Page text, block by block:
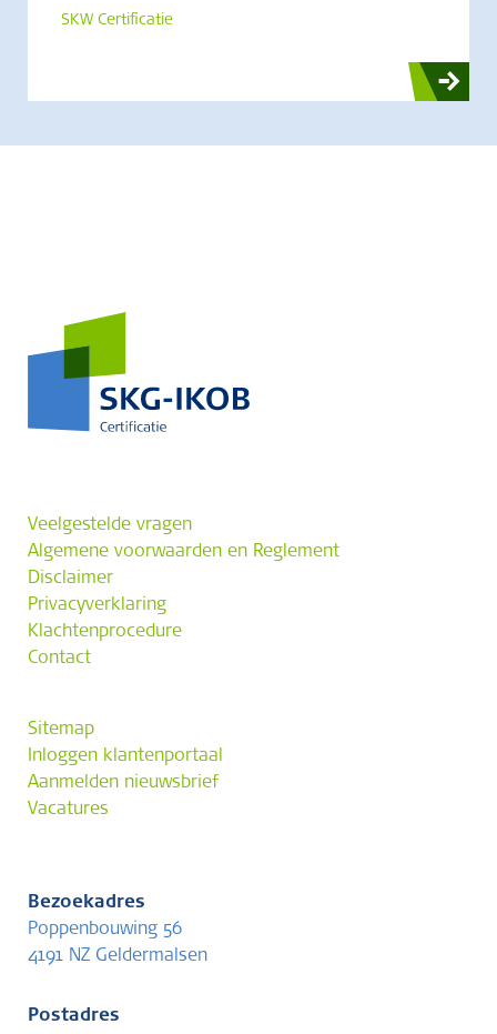
SKW Certificatie
Veelgestelde vragen
Algemene voorwaarden en Reglement
Disclaimer
Privacyverklaring
Klachtenprocedure
Contact
Sitemap
Inloggen klantenportaal
Aanmelden nieuwsbrief
Vacatures
Bezoekadres
Poppenbouwing 56
4191 NZ Geldermalsen
Postadres